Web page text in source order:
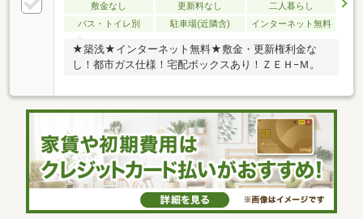
敷金なし 更新料なし
二人暮らし
バス・トイレ別
駐車場(近隣含) インターネット無料
★築浅★インターネット無料★敷金・更新権利金な
し！都市ガス仕様！宅配ボックスあり！ＺＥＨ−Ｍ。